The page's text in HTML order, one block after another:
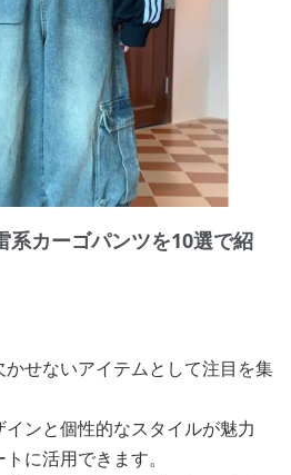
系カーゴパンツを10選で紹
せないアイテムとして注目を集
インと個性的なスタイルが魅力
に活用できます。